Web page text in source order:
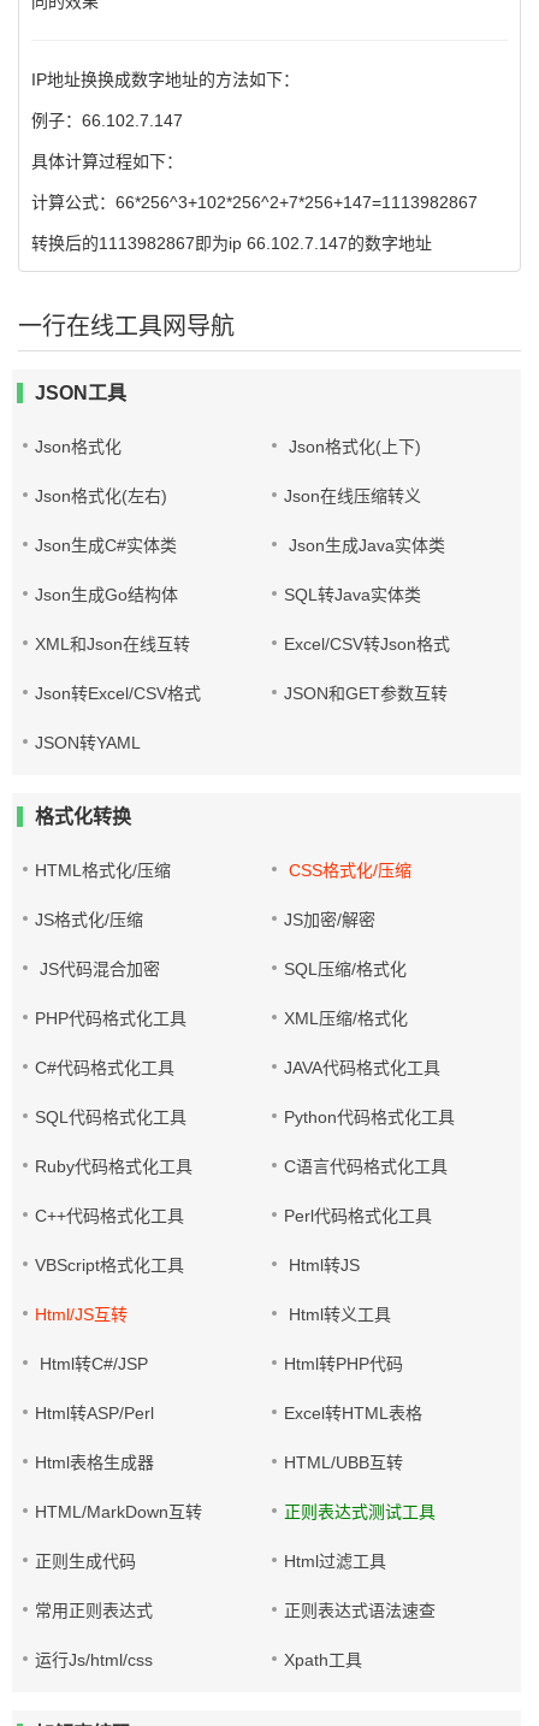
IP地址换换成数字地址的方法如下：
例子：66.102.7.147
具体计算过程如下：
计算公式：66*256^3+102*256^2+7*256+147=1113982867
转换后的1113982867即为ip 66.102.7.147的数字地址
一行在线工具网导航
JSON工具
Json格式化 Json格式化(上下)
Json格式化(左右) Json在线压缩转义
Json生成C#实体类 Json生成Java实体类
Json生成Go结构体 SQL转Java实体类
XML和Json在线互转 Excel/CSV转Json格式
Json转Excel/CSV格式 JSON和GET参数互转
JSON转YAML
格式化转换
HTML格式化/压缩 CSS格式化/压缩
JS格式化/压缩 JS加密/解密
JS代码混合加密 SQL压缩/格式化
PHP代码格式化工具 XML压缩/格式化
C#代码格式化工具 JAVA代码格式化工具
SQL代码格式化工具 Python代码格式化工具
Ruby代码格式化工具 C语言代码格式化工具
C++代码格式化工具 Perl代码格式化工具
VBScript格式化工具 Html转JS
Html/JS互转 Html转义工具
Html转C#/JSP Html转PHP代码
Html转ASP/Perl Excel转HTML表格
Html表格生成器 HTML/UBB互转
HTML/MarkDown互转 正则表达式测试工具
正则生成代码 Html过滤工具
常用正则表达式 正则表达式语法速查
运行Js/html/css Xpath工具